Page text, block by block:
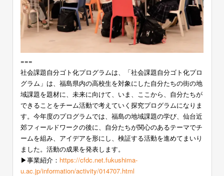
===
社会課題自分ゴト化プログラムは、「社会課題自分ゴト化プロ
グラム」は、福島県内の高校生を対象にした自分たちの街の地
域課題を題材に、未来に向けて、いま、ここから、自分たちが
できることをチーム活動で考えていく探究プログラムになりま
す。今年度のプログラムでは、福島の地域課題の学び、仙台近
郊フィールドワークの後に、自分たちが関心のあるテーマでチ
ームを組み、アイデアを形にし、検証する活動を進めてまいり
ました。活動の成果を発表します。
▶︎事業紹介： https://cfdc.net.fukushima-
u.ac.jp/information/activity/014707.html